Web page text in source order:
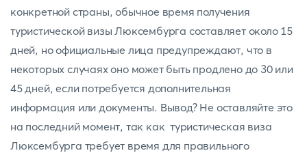
конкретной страны, обычное время получения
туристической визы Люксембурга составляет около 15
дней, но официальные лица предупреждают, что в
некоторых случаях оно может быть продлено до 30 или
45 дней, если потребуется дополнительная
информация или документы. Вывод? Не оставляйте это
на последний момент, так как туристическая виза
Люксембурга требует время для правильного